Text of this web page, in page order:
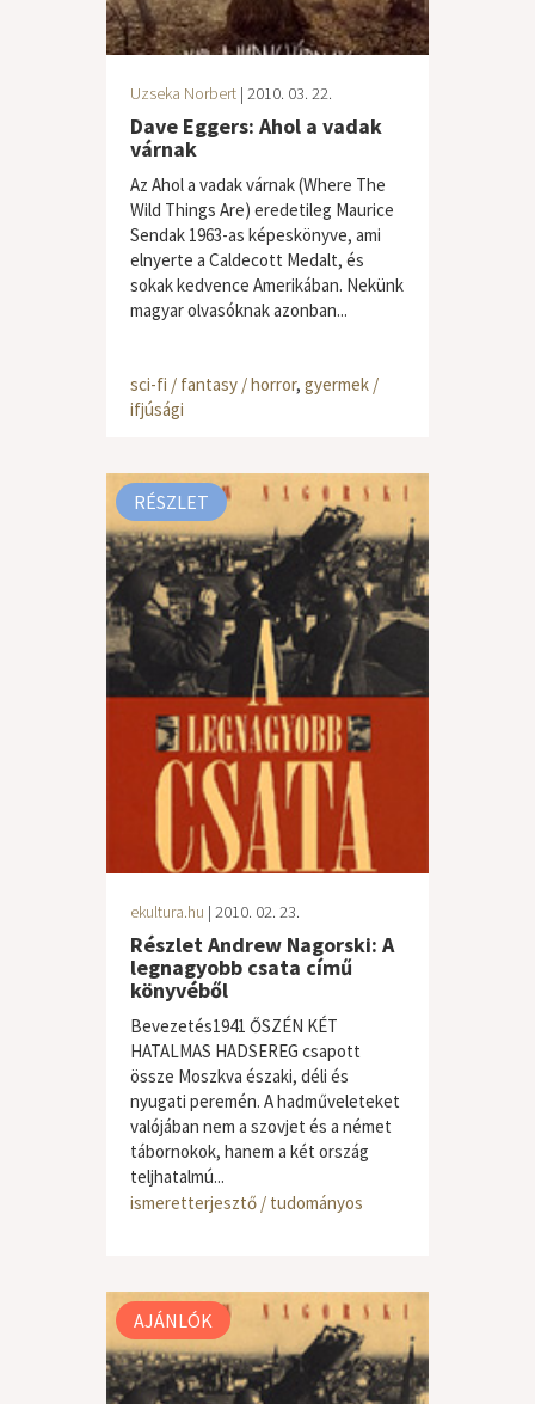
Uzseka Norbert | 2010. 03. 22.
Dave Eggers: Ahol a vadak
várnak
Az Ahol a vadak várnak (Where The
Wild Things Are) eredetileg Maurice
Sendak 1963-as képeskönyve, ami
elnyerte a Caldecott Medalt, és
sokak kedvence Amerikában. Nekünk
magyar olvasóknak azonban...
sci-fi / fantasy / horror, gyermek /
ifjúsági
RÉSZLET
ekultura.hu | 2010. 02. 23.
Részlet Andrew Nagorski: A
legnagyobb csata című
könyvéből
Bevezetés1941 ŐSZÉN KÉT
HATALMAS HADSEREG csapott
össze Moszkva északi, déli és
nyugati peremén. A hadműveleteket
valójában nem a szovjet és a német
tábornokok, hanem a két ország
teljhatalmú...
ismeretterjesztő / tudományos
AJÁNLÓK